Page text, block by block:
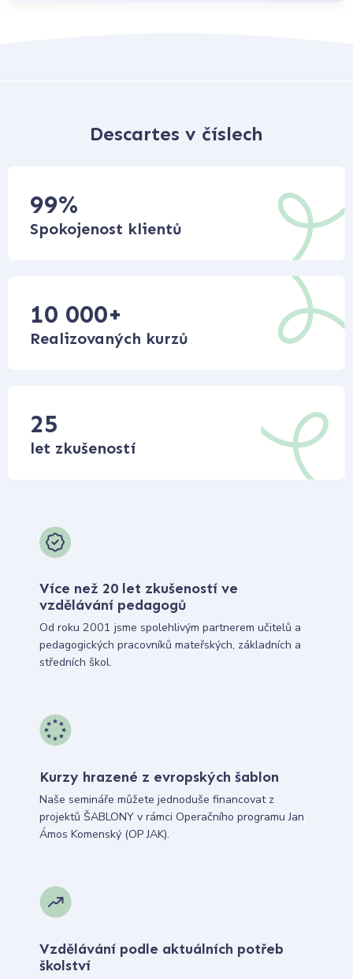
Descartes v číslech
99%
Spokojenost klientů
10 000+
Realizovaných kurzů
25
let zkušeností
Více než 20 let zkušeností ve
vzdělávání pedagogů
Od roku 2001 jsme spolehlivým partnerem učitelů a
pedagogických pracovníků mateřských, základních a
středních škol.
Kurzy hrazené z evropských šablon
Naše semináře můžete jednoduše financovat z
projektů ŠABLONY v rámci Operačního programu Jan
Ámos Komenský (OP JAK).
Vzdělávání podle aktuálních potřeb
školství